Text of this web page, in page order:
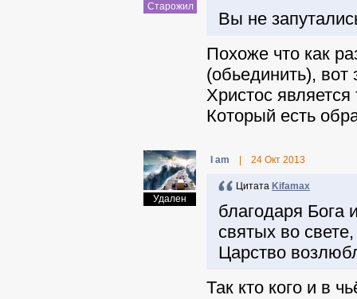
Старожил
Вы не
Похоже что как
(обьединить),
Христос
Который есть
Удален
I am 24 Окт 2013
Цитата Kifamax
благодаря Бога
святых во
Царство
Так кто кого и в